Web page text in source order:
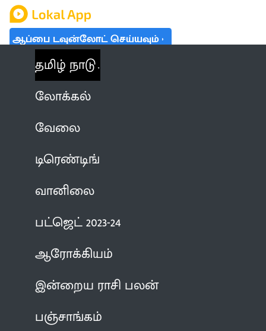
ஆப்பை டவுன்லோட் செய்யவும்
தமிழ் நாடு
லோக்கல்
வேலை
டிரெண்டிங்
வானிலை
பட்ஜெட் 2023-24
ஆரோக்கியம்
இன்றைய ராசி பலன்
பஞ்சாங்கம்